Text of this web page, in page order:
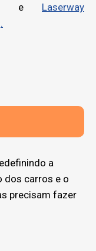
e Laserway
a
dos carros e o
precisam fazer